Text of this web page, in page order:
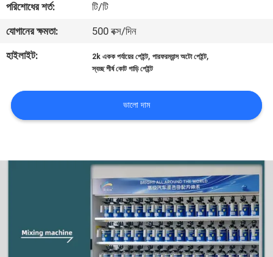
আমাদের
সাথে
যোগাযোগ
খবর
উদ্ধৃতির
সাইট
পরিশোধের শর্ত:
টি/টি
যোগানের ক্ষমতা:
500 বক্স/দিন
হাইলাইট:
2k একক পর্যায়ের পেইন্ট,পারফরম্যান্স অটো পেইন্ট,
স্বচ্ছ শীর্ষ কোট গাড়ি পেইন্ট
ভালো দাম